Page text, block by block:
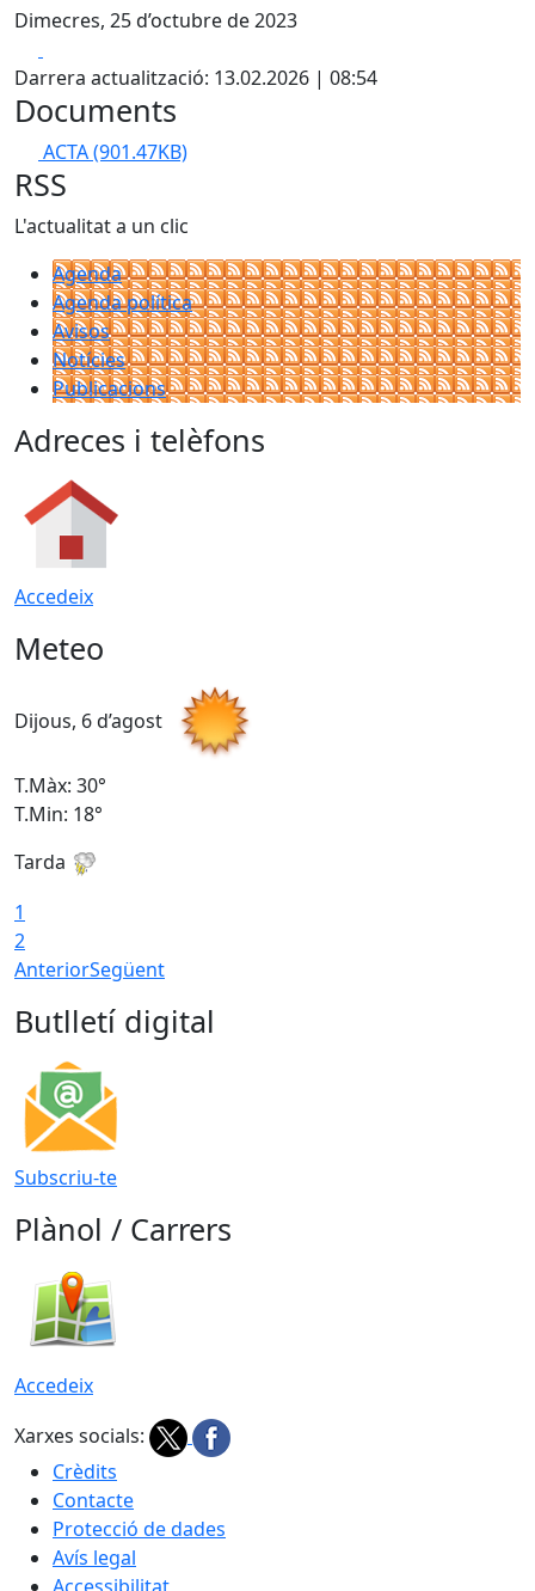
Dimecres, 25 d’octubre de 2023
Darrera actualització: 13.02.2026 | 08:54
Documents
ACTA(901.47KB)
RSS
L'actualitat a un clic
Agenda
Agenda política
Avisos
Notícies
Publicacions
Adreces i telèfons
Accedeix
Meteo
Dijous, 6 d’agost
T.Màx: 30°
T.Min: 18°
Tarda
1
2
AnteriorSegüent
Butlletí digital
Subscriu-te
Plànol / Carrers
Accedeix
Xarxes socials:
Crèdits
Contacte
Protecció de dades
Avís legal